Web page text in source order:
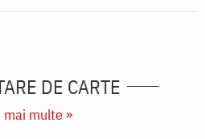
DE CARTE
mai multe »